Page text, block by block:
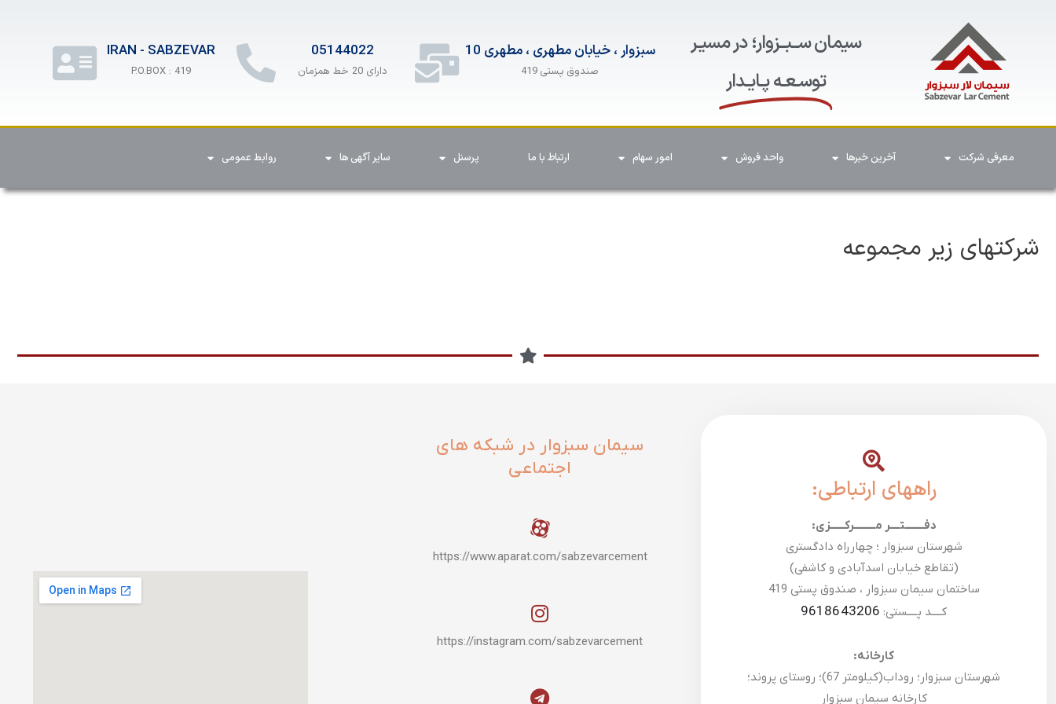
سیمان ســبــزوار؛ در مسیـر
توسـعـه پـایـدار
سبزوار ، خیابان مطهری ، مطهری 10
صندوق پستی 419
05144022
دارای 20 خط همزمان
IRAN - SABZEVAR
P.O.BOX : 419
معرفی شرکت آخرین خبرها واحد فروش امور سهام ارتباط با ما پرسنل سایر آگهی ها روابط عمومی
شرکتهای زیر مجموعه
راههای ارتباطی:
دفــــــــتــــر مـــــــــرکــــــزی:
شهرستان سبزوار ؛ چهارراه دادگستری
(تقاطع خیابان اسدآبادی و کاشفی)
ساختمان سیمان سبزوار ، صندوق پستی 419
کــــد پــــستی: 9618643206
کارخانه:
شهرستان سبزوار؛ روداب(کیلومتر 67)؛ روستای پروند؛
کارخانه سیمان سبزوار
سیمان سبزوار در شبکه های
اجتماعی
https://www.aparat.com/sabzevarcement
https://instagram.com/sabzevarcement